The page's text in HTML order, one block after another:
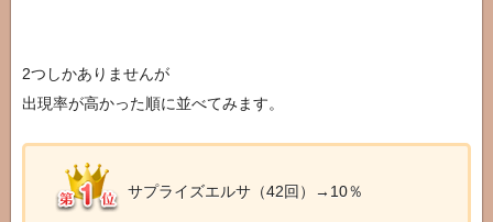
2つしかありませんが
出現率が高かった順に並べてみます。
サプライズエルサ（42回）→10％